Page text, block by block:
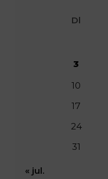
Dl
3
10
17
24
31
« jul.